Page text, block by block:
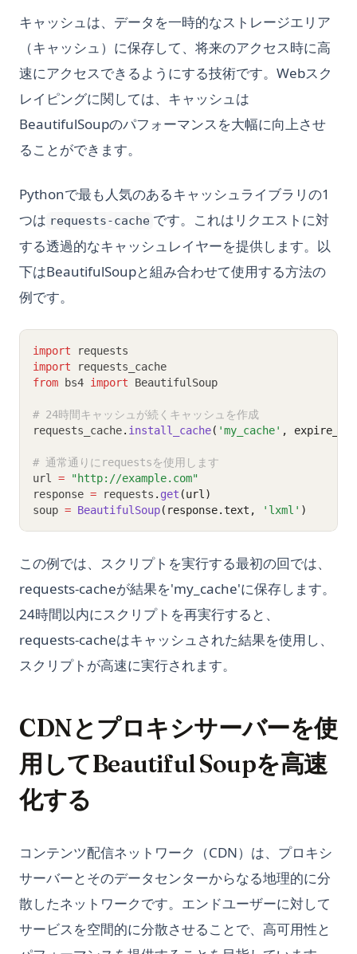
キャッシュは、データを一時的なストレージエリア
（キャッシュ）に保存して、将来のアクセス時に高
速にアクセスできるようにする技術です。Webスク
レイピングに関しては、キャッシュは
BeautifulSoupのパフォーマンスを大幅に向上させ
ることができます。
Pythonで最も人気のあるキャッシュライブラリの1
つは requests-cache です。これはリクエストに対
する透過的なキャッシュレイヤーを提供します。以
下はBeautifulSoupと組み合わせて使用する方法の
例です。
import requests
import requests_cache
from bs4 import BeautifulSoup
# 24時間キャッシュが続くキャッシュを作成
requests_cache. install_cache( 'my_cache' ,
# 通常通りにrequestsを使用します
url =
"http://example.com"
response = requests . get (url)
soup = BeautifulSoup(response.text, 'lxml' )
この例では、スクリプトを実行する最初の回では、
requests-cacheが結果を'my_cache'に保存します。
24時間以内にスクリプトを再実行すると、
requests-cacheはキャッシュされた結果を使用し、
スクリプトが高速に実行されます。
CDNとプロキシサーバーを使
用してBeautiful Soupを高速
化する
コンテンツ配信ネットワーク（CDN）は、プロキシ
サーバーとそのデータセンターからなる地理的に分
散したネットワークです。エンドユーザーに対して
サービスを空間的に分散させることで、高可用性と